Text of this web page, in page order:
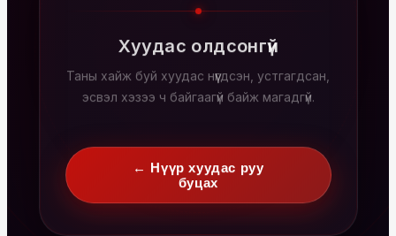
Хуудас олдсонгүй
Таны хайж буй хуудас нүүгдсэн, устгагдсан,
эсвэл хэзээ ч байгаагүй байж магадгүй.
← Нүүр хуудас руу
буцах